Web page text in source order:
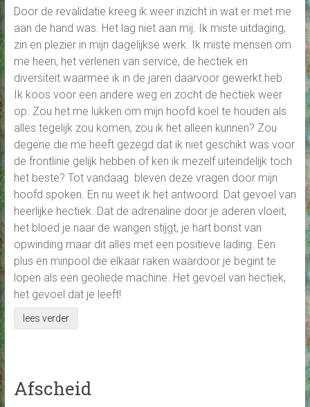
Door de revalidatie kreeg ik weer inzicht in wat er met me
aan de hand was. Het lag niet aan mij. Ik miste uitdaging,
zin en plezier in mijn dagelijkse werk. Ik miste mensen om
me heen, het verlenen van service, de hectiek en
diversiteit waarmee ik in de jaren daarvoor gewerkt heb.
Ik koos voor een andere weg en zocht de hectiek weer
op. Zou het me lukken om mijn hoofd koel te houden als
alles tegelijk zou komen, zou ik het alleen kunnen? Zou
degene die me heeft gezegd dat ik niet geschikt was voor
de frontlinie gelijk hebben of ken ik mezelf uiteindelijk toch
het beste? Tot vandaag bleven deze vragen door mijn
hoofd spoken. En nu weet ik het antwoord. Dat gevoel van
heerlijke hectiek. Dat de adrenaline door je aderen vloeit,
het bloed je naar de wangen stijgt, je hart bonst van
opwinding maar dit alles met een positieve lading. Een
plus en minpool die elkaar raken waardoor je begint te
lopen als een geoliede machine. Het gevoel van hectiek,
het gevoel dat je leeft!
lees verder
Afscheid